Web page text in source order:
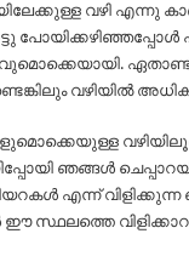
വഴി എന്നു
പോയിക്കഴിഞ്ഞപ്പോൾ
വഴിയിൽ
ഞങ്ങൾ
എന്ന്
ഈ സ്ഥലത്തെ